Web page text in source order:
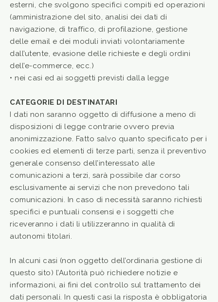
esterni, che svolgono specifici compiti ed operazioni
(amministrazione del sito, analisi dei dati di
navigazione, di traffico, di profilazione, gestione
delle email e dei moduli inviati volontariamente
dall’utente, evasione delle richieste e degli ordini
dell’e-commerce, ecc.)
• nei casi ed ai soggetti previsti dalla legge
CATEGORIE DI DESTINATARI
I dati non saranno oggetto di diffusione a meno di
disposizioni di legge contrarie ovvero previa
anonimizzazione. Fatto salvo quanto specificato per i
cookies ed elementi di terze parti, senza il preventivo
generale consenso dell’interessato alle
comunicazioni a terzi, sarà possibile dar corso
esclusivamente ai servizi che non prevedono tali
comunicazioni. In caso di necessità saranno richiesti
specifici e puntuali consensi e i soggetti che
riceveranno i dati li utilizzeranno in qualità di
autonomi titolari.
In alcuni casi (non oggetto dell’ordinaria gestione di
questo sito) l’Autorità può richiedere notizie e
informazioni, ai fini del controllo sul trattamento dei
dati personali. In questi casi la risposta è obbligatoria